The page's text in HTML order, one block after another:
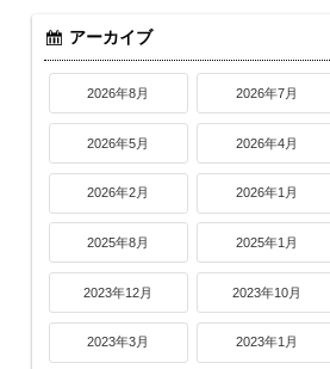
アーカイブ
2026年8月 2026年7月
2026年5月 2026年4月
2026年2月 2026年1月
2025年8月 2025年1月
2023年12月 2023年10月
2023年3月 2023年1月